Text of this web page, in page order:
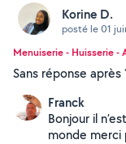
Korine D.
posté le 01
Menuiserie - Huisserie -
Sans réponse après
Franck
Bonjour il
monde